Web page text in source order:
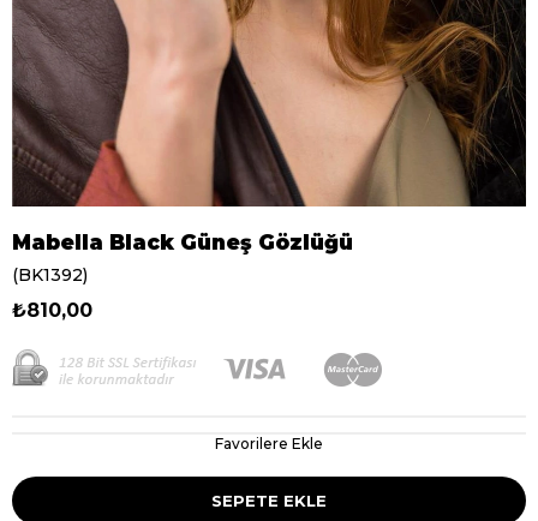
Mabella Black Güneş Gözlüğü
(BK1392)
₺810,00
Favorilere Ekle